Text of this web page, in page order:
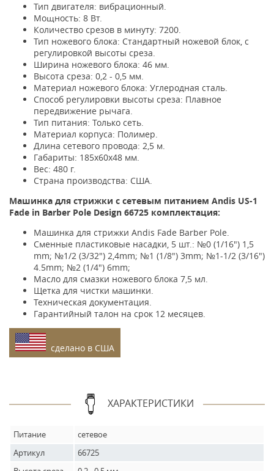
Тип двигателя: вибрационный.
Мощность: 8 Вт.
Количество срезов в минуту: 7200.
Тип ножевого блока: Стандартный ножевой блок, с
регулировкой высоты среза.
Ширина ножевого блока: 46 мм.
Высота среза: 0,2 - 0,5 мм.
Материал ножевого блока: Углеродная сталь.
Способ регулировки высоты среза: Плавное
передвижение рычага.
Тип питания: Только сеть.
Материал корпуса: Полимер.
Длина сетевого провода: 2,5 м.
Габариты: 185х60х48 мм.
Вес: 480 г.
Страна производства: США.
Машинка для стрижки с сетевым питанием Andis US-1
Fade in Barber Pole Design 66725 комплектация:
Машинка для стрижки Andis Fade Barber Pole.
Сменные пластиковые насадки, 5 шт.: №0 (1/16") 1,5
mm; №1/2 (3/32") 2,4mm; №1 (1/8") 3mm; №1-1/2 (3/16")
4.5mm; №2 (1/4") 6mm;
Масло для смазки ножевого блока 7,5 мл.
Щетка для чистки машинки.
Техническая документация.
Гарантийный талон на срок 12 месяцев.
cделано в США
ХАРАКТЕРИСТИКИ
Питание
сетевое
Артикул
66725